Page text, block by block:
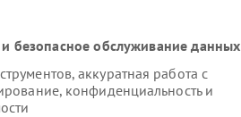
безопасное обслуживание данных
аккуратная работа с
конфиденциальность и